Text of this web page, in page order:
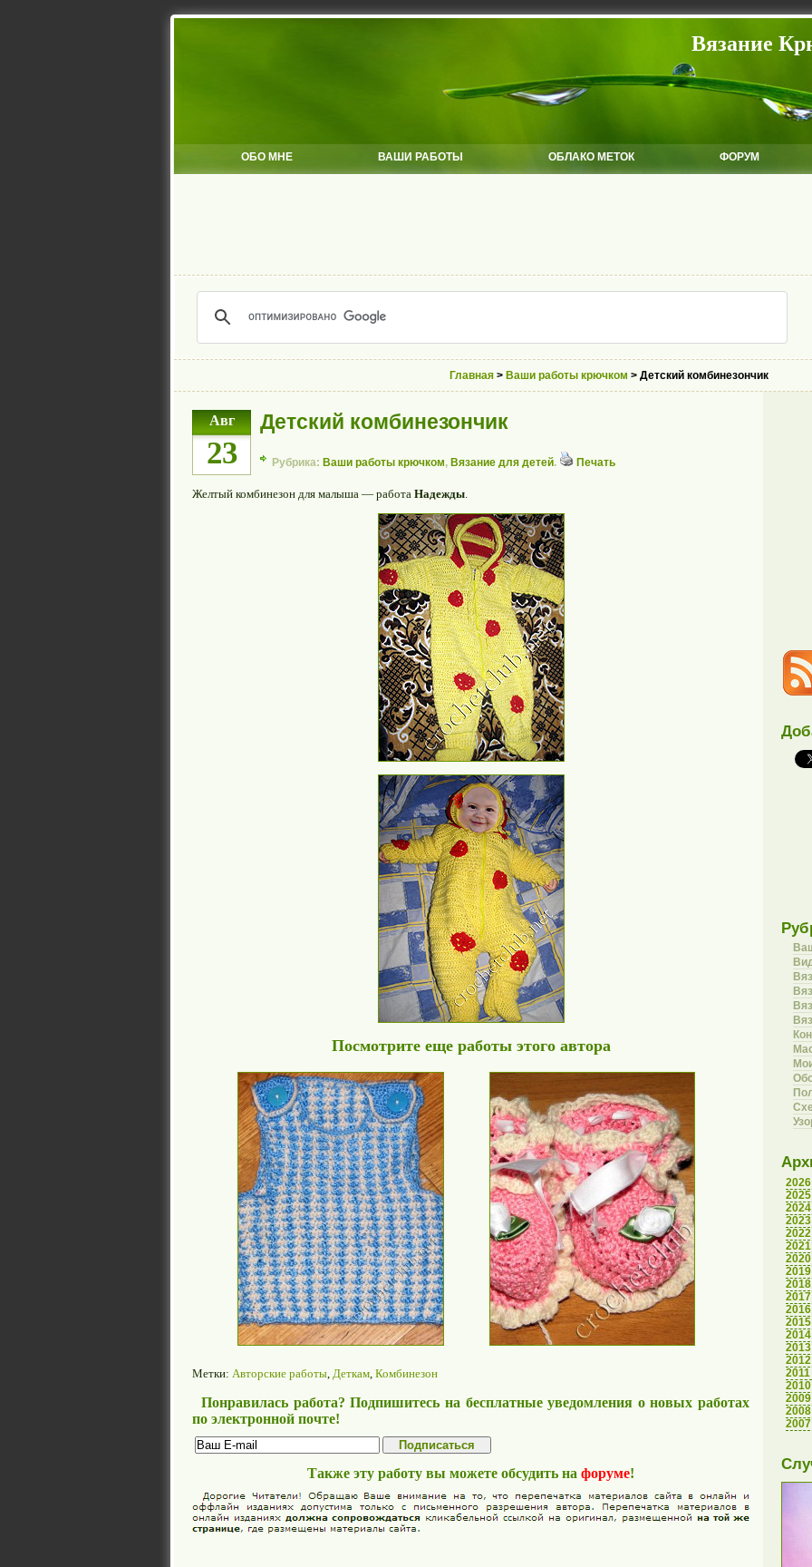
Вязание
ОБО МНЕ ВАШИ РАБОТЫ ОБЛАКО МЕТОК ФОРУМ
Главная > Ваши работы крючком > Детский комбинезончик
Авг
23
Детский комбинезончик
Рубрика: Ваши работы крючком, Вязание для детей. Печать
Желтый комбинезон для малыша — работа Надежды.
Посмотрите еще работы этого автора
Метки: Авторские работы, Деткам, Комбинезон
Понравилась работа? Подпишитесь на бесплатные уведомления о новых работах
по электронной почте!
Также эту работу вы можете обсудить на форуме!